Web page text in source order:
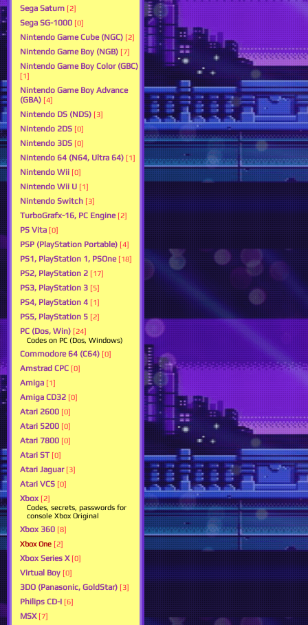
Sega Saturn [2]
Sega SG-1000 [0]
Nintendo Game Cube (NGC) [2]
Nintendo Game Boy (NGB) [7]
Nintendo Game Boy Color (GBC)
[1]
Nintendo Game Boy Advance
(GBA) [4]
Nintendo DS (NDS) [3]
Nintendo 2DS [0]
Nintendo 3DS [0]
Nintendo 64 (N64, Ultra 64) [1]
Nintendo Wii [0]
Nintendo Wii U [1]
Nintendo Switch [3]
TurboGrafx-16, PC Engine [2]
PS Vita [0]
PSP (PlayStation Portable) [4]
PS1, PlayStation 1, PSOne [18]
PS2, PlayStation 2 [17]
PS3, PlayStation 3 [5]
PS4, PlayStation 4 [1]
PS5, PlayStation 5 [2]
PC (Dos, Win) [24]
Codes on PC (Dos, Windows)
Commodore 64 (C64) [0]
Amstrad CPC [0]
Amiga [1]
Amiga CD32 [0]
Atari 2600 [0]
Atari 5200 [0]
Atari 7800 [0]
Atari ST [0]
Atari Jaguar [3]
Atari VCS [0]
Xbox [2]
Codes, secrets, passwords for
console Xbox Original
Xbox 360 [8]
Xbox One [2]
Xbox Series X [0]
Virtual Boy [0]
3DO (Panasonic, GoldStar) [3]
Philips CD-I [6]
MSX [7]